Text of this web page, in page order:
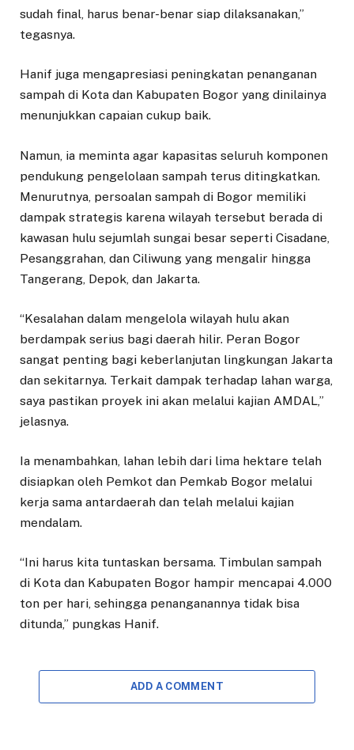
sudah final, harus benar-benar siap dilaksanakan,”
tegasnya.
Hanif juga mengapresiasi peningkatan penanganan
sampah di Kota dan Kabupaten Bogor yang dinilainya
menunjukkan capaian cukup baik.
Namun, ia meminta agar kapasitas seluruh komponen
pendukung pengelolaan sampah terus ditingkatkan.
Menurutnya, persoalan sampah di Bogor memiliki
dampak strategis karena wilayah tersebut berada di
kawasan hulu sejumlah sungai besar seperti Cisadane,
Pesanggrahan, dan Ciliwung yang mengalir hingga
Tangerang, Depok, dan Jakarta.
“Kesalahan dalam mengelola wilayah hulu akan
berdampak serius bagi daerah hilir. Peran Bogor
sangat penting bagi keberlanjutan lingkungan Jakarta
dan sekitarnya. Terkait dampak terhadap lahan warga,
saya pastikan proyek ini akan melalui kajian AMDAL,”
jelasnya.
Ia menambahkan, lahan lebih dari lima hektare telah
disiapkan oleh Pemkot dan Pemkab Bogor melalui
kerja sama antardaerah dan telah melalui kajian
mendalam.
“Ini harus kita tuntaskan bersama. Timbulan sampah
di Kota dan Kabupaten Bogor hampir mencapai 4.000
ton per hari, sehingga penanganannya tidak bisa
ditunda,” pungkas Hanif.
ADD A COMMENT